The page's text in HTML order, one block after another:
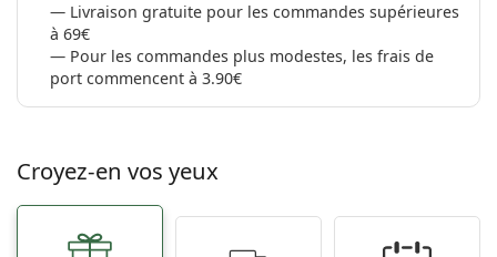
Livraison gratuite pour les commandes supérieures
à 69€
Pour les commandes plus modestes, les frais de
port commencent à 3.90€
Croyez-en vos yeux